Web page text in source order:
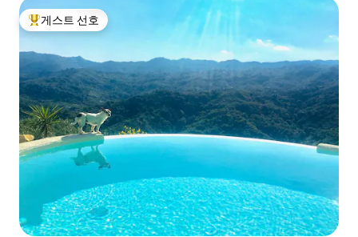
상위 게스트 선호
게스트 선호